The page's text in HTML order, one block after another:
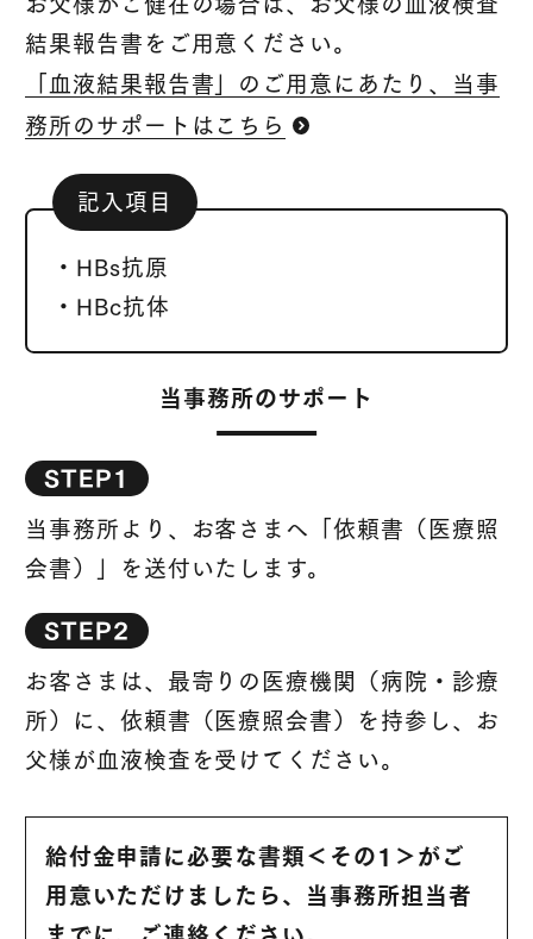
結果報告書をご用意ください。
「血液結果報告書」のご用意にあたり、当事
務所のサポートはこちら
記入項目
・HBs抗原
・HBc抗体
当事務所のサポート
STEP1
当事務所より、お客さまへ「依頼書（医療照
会書）」を送付いたします。
STEP2
お客さまは、最寄りの医療機関（病院・診療
所）に、依頼書（医療照会書）を持参し、お
父様が血液検査を受けてください。
給付金申請に必要な書類＜その1＞がご
用意いただけましたら、当事務所担当者
までに、ご連絡ください。